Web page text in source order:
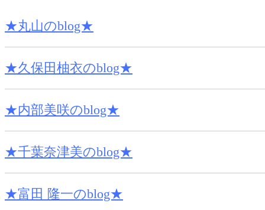
★丸山のblog★
★久保田柚衣のblog★
★内部美咲のblog★
★千葉奈津美のblog★
★富田 隆一のblog★